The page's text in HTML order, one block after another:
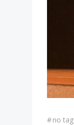
#no tag